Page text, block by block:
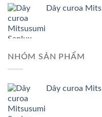
Dây curoa
NHÓM SẢN PHẨM
Dây curoa